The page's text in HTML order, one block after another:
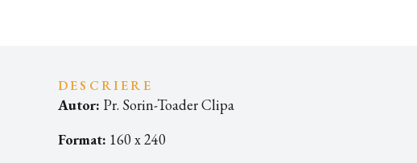
DESCRIERE
Autor: Pr. Sorin-Toader Clipa
Format: 160 x 240